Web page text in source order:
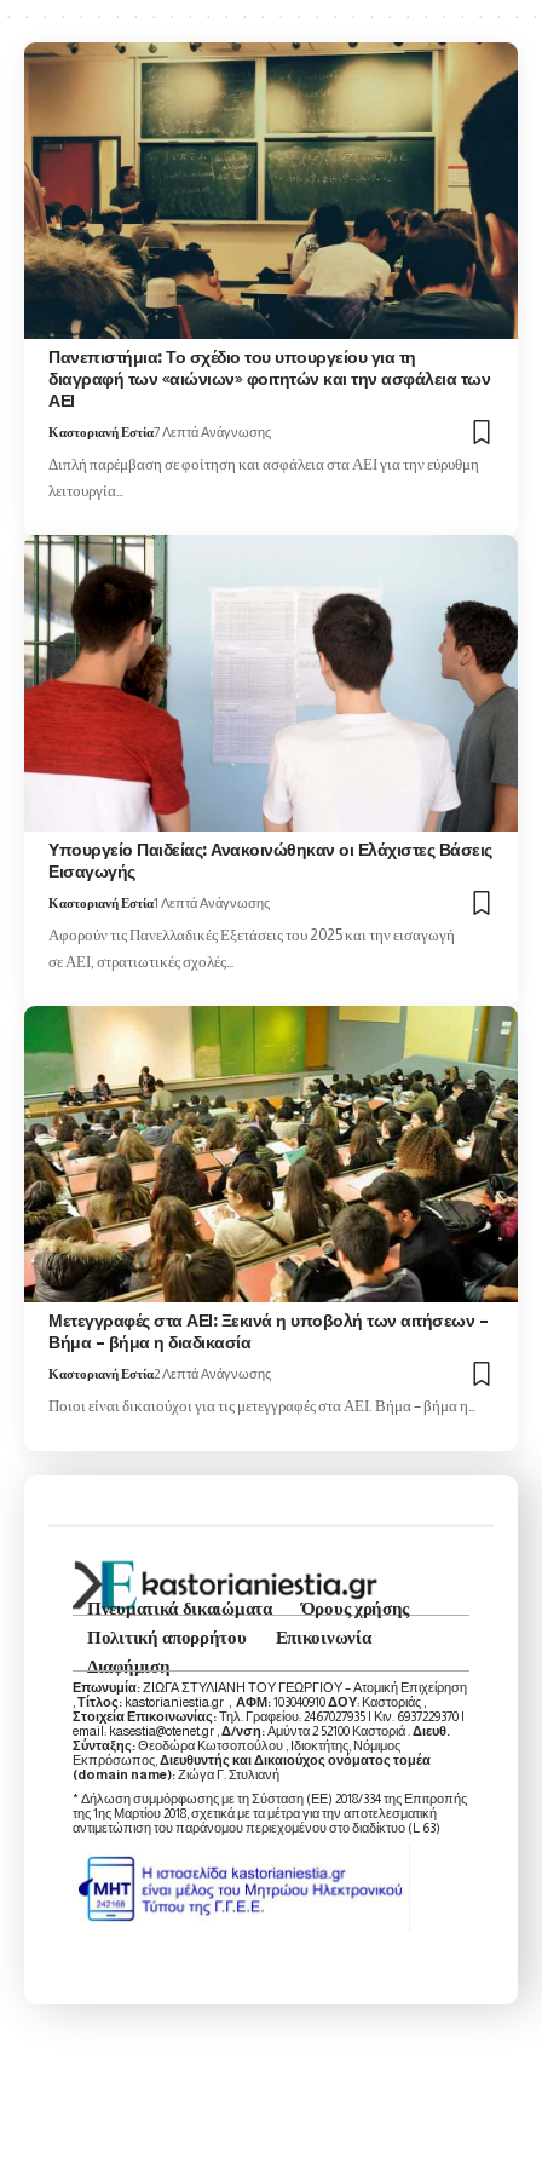
Πανεπιστήμια: Το σχέδιο του υπουργείου για τη
διαγραφή των «αιώνιων» φοιτητών και την ασφάλεια των
ΑΕΙ
Καστοριανή Εστία7 Λεπτά Ανάγνωσης
Διπλή παρέμβαση σε φοίτηση και ασφάλεια στα ΑΕΙ για την εύρυθμη
λειτουργία…
Υπουργείο Παιδείας: Ανακοινώθηκαν οι Ελάχιστες Βάσεις
Εισαγωγής
Καστοριανή Εστία1 Λεπτά Ανάγνωσης
Αφορούν τις Πανελλαδικές Εξετάσεις του 2025 και την εισαγωγή
σε ΑΕΙ, στρατιωτικές σχολές…
Μετεγγραφές στα ΑΕΙ: Ξεκινά η υποβολή των αιτήσεων –
Βήμα – βήμα η διαδικασία
Καστοριανή Εστία2 Λεπτά Ανάγνωσης
Ποιοι είναι δικαιούχοι για τις μετεγγραφές στα ΑΕΙ. Βήμα – βήμα η…
Πνευματικά δικαιώματα
Όρους χρήσης
Πολιτική απορρήτου
Επικοινωνία
Διαφήμιση
Επωνυμία:ΖΙΩΓΑ ΣΤΥΛΙΑΝΗ ΤΟΥ ΓΕΩΡΓΙΟΥ – Ατομική Επιχείρηση
Τίτλος: kastorianiestia.gr , ΑΦΜ:103040910ΔΟΥ: Καστοριάς ,
Στοιχεία Επικοινωνίας:Τηλ. Γραφείου: 2467027935 | Κιν. 6937229370 |
email: kasestia@otenet.gr , Δ/νση:Αμύντα 2 52100 Καστοριά . Διευθ.
Σύνταξης:Θεοδώρα Κωτσοπούλου , Ιδιοκτήτης, Νόμιμος
Εκπρόσωπος, Διευθυντής και Δικαιούχος ονόματος τομέα
(domain name):Ζιώγα Γ. Στυλιανή
* Δήλωση συμμόρφωσης με τη Σύσταση (ΕΕ) 2018/334 της Επιτροπής
της 1ης Μαρτίου 2018, σχετικά με τα μέτρα για την αποτελεσματική
αντιμετώπιση του παράνομου περιεχομένου στο διαδίκτυο (L 63)